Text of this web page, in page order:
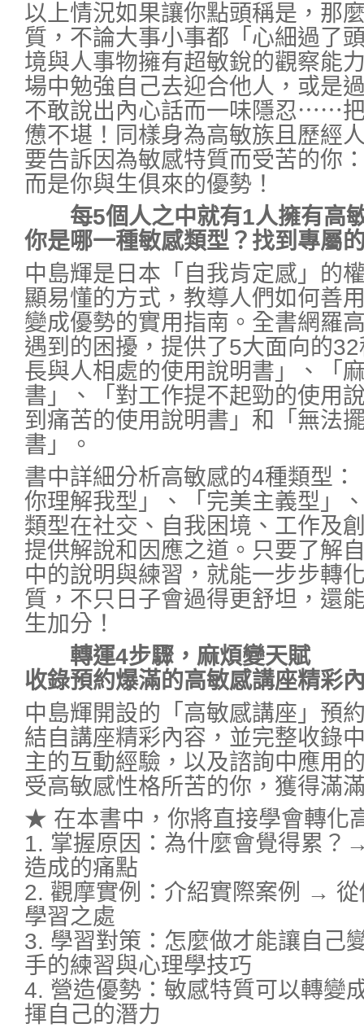
以上情況如果讓你點頭稱是，那
質，不論大事小事都「心細過了
境與人事物擁有超敏銳的觀察能
場中勉強自己去迎合他人，或是
不敢說出內心話而一味隱忍⋯⋯
憊不堪！同樣身為高敏族且歷經
要告訴因為敏感特質而受苦的你
而是你與生俱來的優勢！
每5個人之中就有1人擁有高
你是哪一種敏感類型？找到專屬
中島輝是日本「自我肯定感」的
顯易懂的方式，教導人們如何善
變成優勢的實用指南。全書網羅
遇到的困擾，提供了5大面向的
長與人相處的使用說明書」、「
書」、「對工作提不起勁的使用
到痛苦的使用說明書」和「無法
書」。
書中詳細分析高敏感的4種類型
你理解我型」、「完美主義型」
類型在社交、自我困境、工作及
提供解說和因應之道。只要了解
中的說明與練習，就能一步步轉
質，不只日子會過得更舒坦，還
生加分！
轉運4步驟，麻煩變天賦
收錄預約爆滿的高敏感講座精彩
中島輝開設的「高敏感講座」預
結自講座精彩內容，並完整收錄
主的互動經驗，以及諮詢中應用
受高敏感性格所苦的你，獲得滿
★ 在本書中，你將直接學會轉化
1. 掌握原因：為什麼會覺得累？
造成的痛點
2. 觀摩實例：介紹實際案例 →
學習之處
3. 學習對策：怎麼做才能讓自己
手的練習與心理學技巧
4. 營造優勢：敏感特質可以轉變
揮自己的潛力